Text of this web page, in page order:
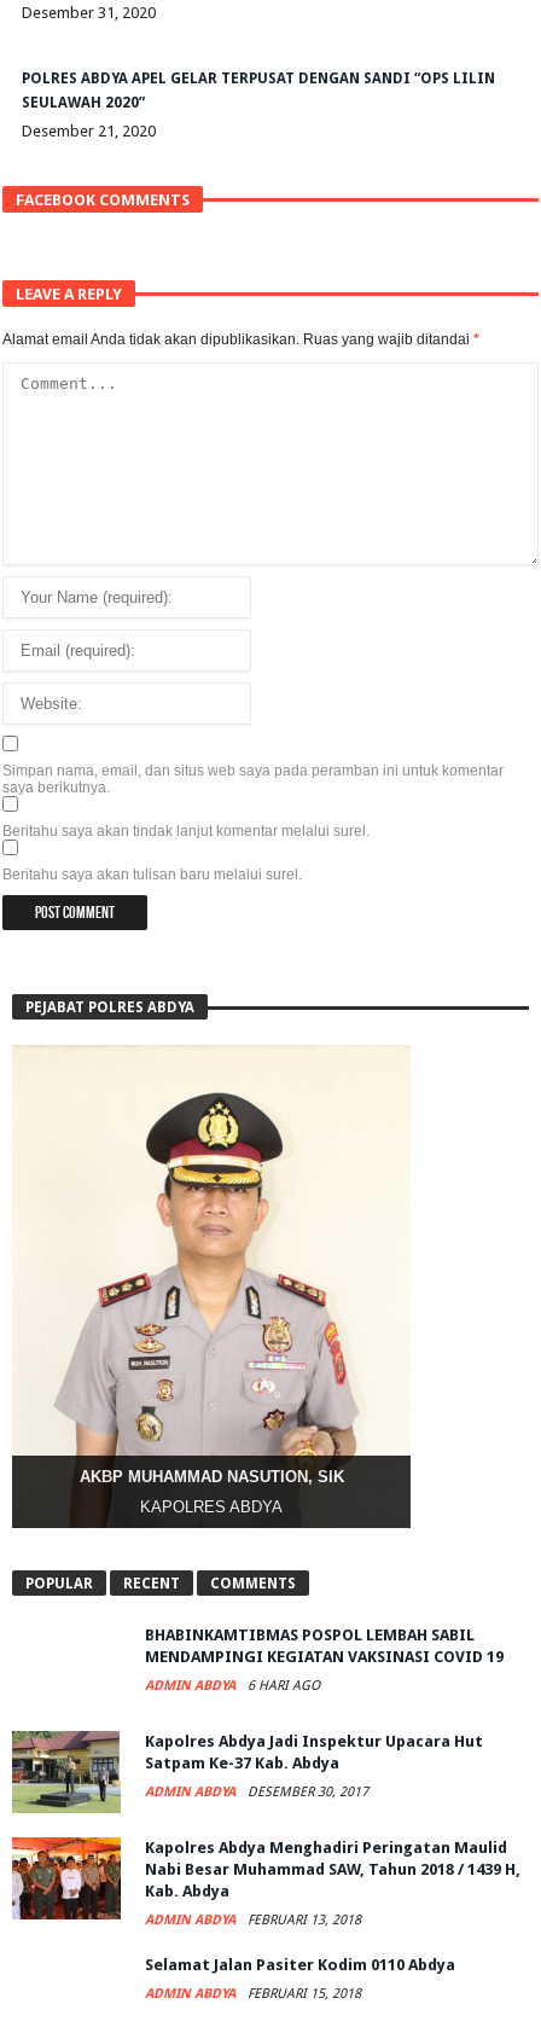
Desember 31, 2020
POLRES ABDYA APEL GELAR TERPUSAT DENGAN SANDI “OPS LILIN
SEULAWAH 2020”
Desember 21, 2020
FACEBOOK COMMENTS
LEAVE A REPLY
Alamat email Anda tidak akan dipublikasikan. Ruas yang wajib ditandai*
Simpan nama, email, dan situs web saya pada peramban ini untuk komentar
saya berikutnya.
Beritahu saya akan tindak lanjut komentar melalui surel.
Beritahu saya akan tulisan baru melalui surel.
PEJABAT POLRES ABDYA
AKBP MUHAMMAD NASUTION, SIK
KAPOLRES ABDYA
POPULAR RECENT COMMENTS
BHABINKAMTIBMAS POSPOL LEMBAH SABIL
MENDAMPINGI KEGIATAN VAKSINASI COVID 19
ADMIN ABDYA 6 HARI AGO
Kapolres Abdya Jadi Inspektur Upacara Hut
Satpam Ke-37 Kab. Abdya
ADMIN ABDYA DESEMBER 30, 2017
Kapolres Abdya Menghadiri Peringatan Maulid
Nabi Besar Muhammad SAW, Tahun 2018 / 1439 H,
Kab. Abdya
ADMIN ABDYA FEBRUARI 13, 2018
Selamat Jalan Pasiter Kodim 0110 Abdya
ADMIN ABDYA FEBRUARI 15, 2018